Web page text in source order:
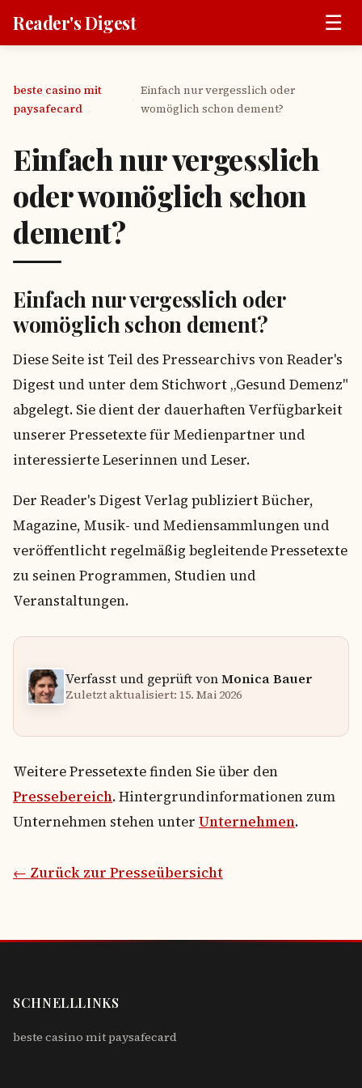
Reader's Digest ☰
beste casino mit
paysafecard
Einfach nur vergesslich oder
womöglich schon dement?
Einfach nur vergesslich
oder womöglich schon
dement?
Einfach nur vergesslich oder
womöglich schon dement?
Diese Seite ist Teil des Pressearchivs von Reader's
Digest und unter dem Stichwort „Gesund Demenz"
abgelegt. Sie dient der dauerhaften Verfügbarkeit
unserer Pressetexte für Medienpartner und
interessierte Leserinnen und Leser.
Der Reader's Digest Verlag publiziert Bücher,
Magazine, Musik- und Mediensammlungen und
veröffentlicht regelmäßig begleitende Pressetexte
zu seinen Programmen, Studien und
Veranstaltungen.
Verfasst und geprüft vonMonica Bauer
Zuletzt aktualisiert: 15. Mai 2026
Weitere Pressetexte finden Sie über den
Pressebereich. Hintergrundinformationen zum
Unternehmen stehen unter Unternehmen.
← Zurück zur Presseübersicht
SCHNELLLINKS
beste casino mit paysafecard